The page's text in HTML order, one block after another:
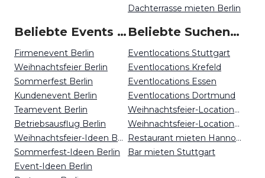
Dachterrasse mieten Berlin
Beliebte Events in Berlin
Firmenevent Berlin
Weihnachtsfeier Berlin
Sommerfest Berlin
Kundenevent Berlin
Teamevent Berlin
Betriebsausflug Berlin
Weihnachtsfeier-Ideen Berlin
Sommerfest-Ideen Berlin
Event-Ideen Berlin
Beliebte Suchen auf Event Inc
Eventlocations Stuttgart
Eventlocations Krefeld
Eventlocations Essen
Eventlocations Dortmund
Weihnachtsfeier-Locations Magdeburg
Weihnachtsfeier-Locations Essen
Restaurant mieten Hannover
Bar mieten Stuttgart